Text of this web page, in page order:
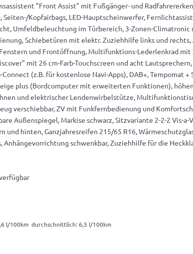
"Front Assist" mit Fußgänger- und
Seiten-/Kopfairbags, LED-Hauptscheinwerfer,
Umfeldbeleuchtung im Türbereich, 3-Zonen-Climatronic
Schiebetüren mit elektr. Zuziehhilfe links und
und Frontöffnung, Multifunktions-Lederlenkrad mit
mit 26 cm-Farb-Touchscreen und acht Lautsprechern,
(z.B. für kostenlose Navi-Apps), DAB+, Tempomat +
plus (Bordcomputer mit erweiterten Funktionen),
und elektrischer Lendenwirbelstütze,
verschiebbar, ZV mit Funkfernbedienung und
Außenspiegel, Markise schwarz, Sitzvariante 2-2-2 Vis-
und hinten, Ganzjahresreifen 215/65 R16,
Anhängevorrichtung schwenkbar, Zuziehhilfe für die
l/100km durchschnittlich: 6,5 l/100km